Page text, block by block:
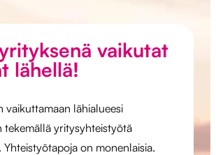
vaikutat
lähellä!
vaikuttamaan lähialueesi
tekemällä yritysyhteistyötä
Yhteistyötapoja on monenlaisia.